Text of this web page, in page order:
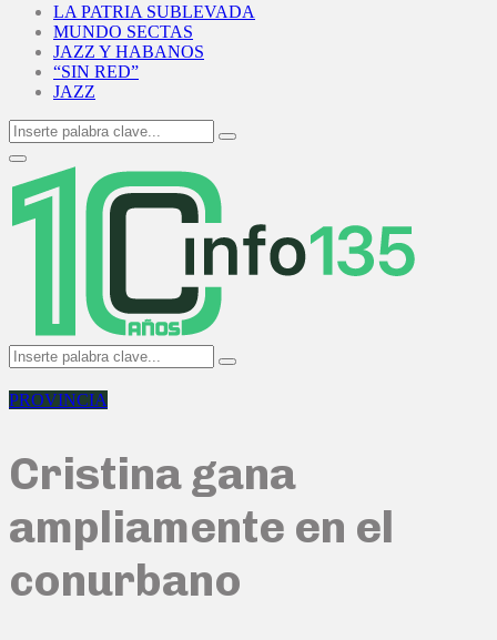
LA PATRIA SUBLEVADA
MUNDO SECTAS
JAZZ Y HABANOS
“SIN RED”
JAZZ
Search
for:
Search
Primary
Menu
Search
for:
Search
PROVINCIA
Cristina gana
ampliamente en el
conurbano